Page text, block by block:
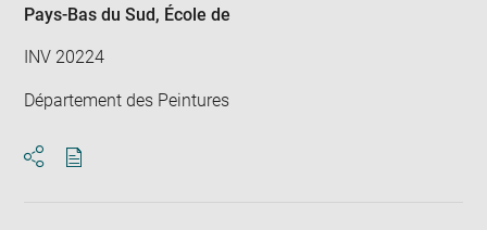
Pays-Bas du Sud, École de
INV 20224
Département des Peintures